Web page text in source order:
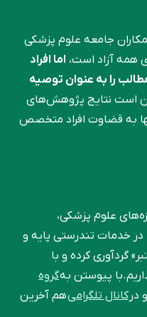
جامعه علوم ‌پزشکی
همه آزاد است، اما افراد
را به عنوان توصیه
است نتایج پژوهش‌های
به قضاوت افراد متخصص
علوم پزشکی،
خدمات تندرستی پایه و
گردآوری کرده و با
پیوستن بهگروه
درکانال تلگرامیهم آخرین